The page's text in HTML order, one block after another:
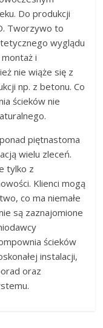
Do produkcji
Tworzywo to
wyglądu
i
nie wiąże się z
np. z betonu. Co
ścieków nie
piętnastoma
wielu zleceń.
tylko z
Klienci mogą
co ma niemałe
są zaznajomione
ścieków
instalacji,
oraz